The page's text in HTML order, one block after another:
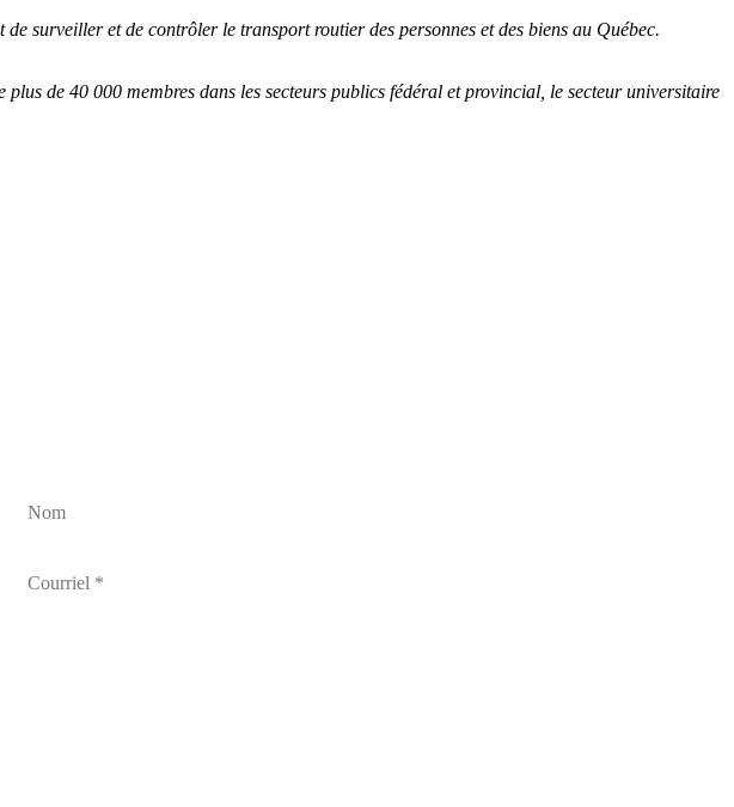
surveiller et de contrôler le transport routier des personnes et des biens au Québec.
de 40 000 membres dans les secteurs publics fédéral et provincial, le secteur universitaire